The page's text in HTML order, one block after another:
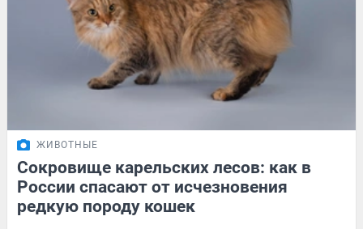
ЖИВОТНЫЕ
Сокровище карельских лесов: как в
России спасают от исчезновения
редкую породу кошек